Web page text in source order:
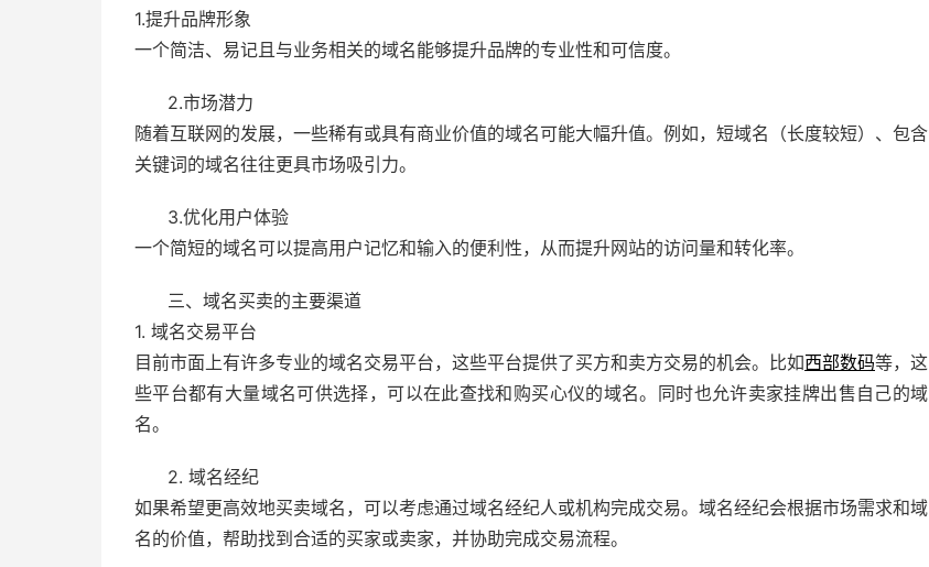
1.提升品牌形象
一个简洁、易记且与业务相关的域名能够提升品牌的专业性和可信度。
2.市场潜力
随着互联网的发展，一些稀有或具有商业价值的域名可能大幅升值。例如，短域名（长度较短）、包含
关键词的域名往往更具市场吸引力。
3.优化用户体验
一个简短的域名可以提高用户记忆和输入的便利性，从而提升网站的访问量和转化率。
三、域名买卖的主要渠道
1. 域名交易平台
目前市面上有许多专业的域名交易平台，这些平台提供了买方和卖方交易的机会。比如西部数码等，这
些平台都有大量域名可供选择，可以在此查找和购买心仪的域名。同时也允许卖家挂牌出售自己的域
名。
2. 域名经纪
如果希望更高效地买卖域名，可以考虑通过域名经纪人或机构完成交易。域名经纪会根据市场需求和域
名的价值，帮助找到合适的买家或卖家，并协助完成交易流程。